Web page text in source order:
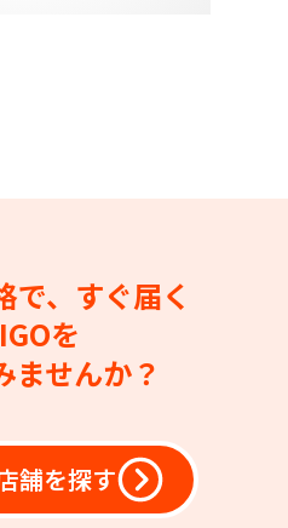
で、すぐ届く
を
ませんか？
舗を探す